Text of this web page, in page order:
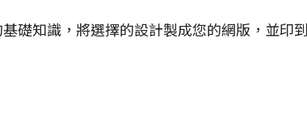
Techstyle for
礎知識，將選擇的設計製成您的網版，並印